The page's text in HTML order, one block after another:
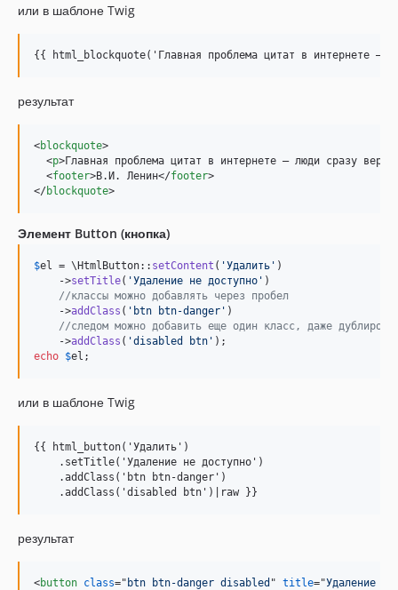
или в шаблоне Twig
{{ html_blockquote('Главная проблема цитат в интернете
результат
<blockquote>
<p>Главная проблема цитат в интернете – люди сразу
<footer>В.И. Ленин</footer>
</blockquote>
Элемент Button (кнопка)
$el = \HtmlButton:: setContent ( 'Удалить ' )
    ->
setTitle( 'Удаление не доступно ' )
//классы можно добавлять через пробел
    ->
addClass ( ' btn btn-danger ' )
//следом можно добавить еще один класс, даже
    ->
addClass ( 'disabled btn '
echo $el ;
или в шаблоне Twig
{{ html_button('Удалить')
    .setTitle('Удаление не доступно')
    .addClass('btn btn-danger')
    .addClass('disabled btn')|raw }}
результат
<button class=" btn btn-danger disabled " title="Удаление не